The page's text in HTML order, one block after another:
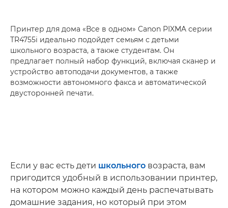
Принтер для дома «Все в одном» Canon PIXMA серии
TR4755i идеально подойдет семьям с детьми
школьного возраста, а также студентам. Он
предлагает полный набор функций, включая сканер и
устройство автоподачи документов, а также
возможности автономного факса и автоматической
двусторонней печати.
Если у вас есть дети школьного возраста, вам
пригодится удобный в использовании принтер,
на котором можно каждый день распечатывать
домашние задания, но который при этом